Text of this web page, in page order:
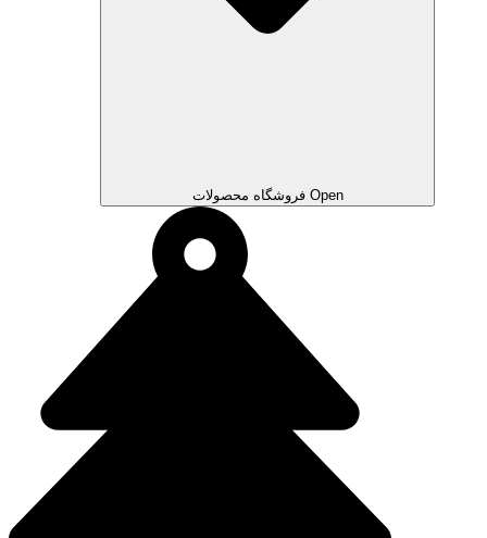
Open فروشگاه محصولات